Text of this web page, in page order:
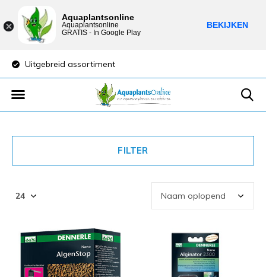
Uitgebreid assortiment
FILTER
Aquaplantsonline
Aquaplantsonline
GRATIS - In Google Play
BEKIJKEN